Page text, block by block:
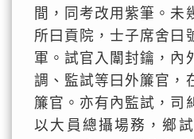
間，同考改用紫筆。未
所曰貢院，士子席舍曰
軍。試官入闈封鑰，內
調、監試等曰外簾官，
簾官。亦有內監試，司
以大員總攝場務，鄉